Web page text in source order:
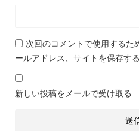
次回のコメントで使用するた
ールアドレス、サイトを保存する
新しい投稿をメールで受け取る